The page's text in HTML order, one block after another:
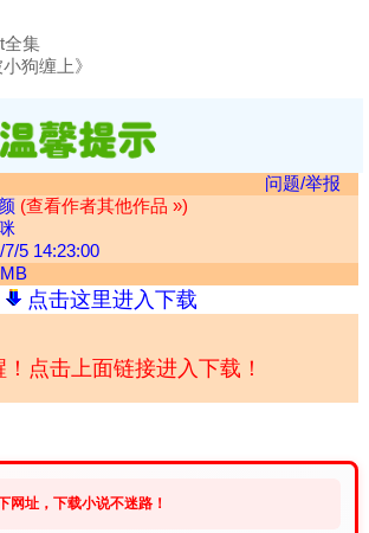
全集
狗缠上》
问题/举报
(查看作者其他作品 »)
7/5 14:23:00
点击这里进入下载
！点击上面链接进入下载！
网址，下载小说不迷路！